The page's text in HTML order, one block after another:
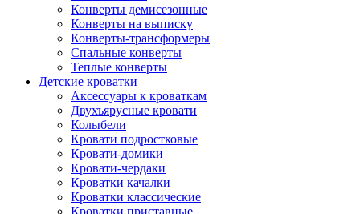
Конверты демисезонные
Конверты на выписку
Конверты-трансформеры
Спальные конверты
Теплые конверты
Детские кроватки
Аксессуары к кроваткам
Двухъярусные кровати
Колыбели
Кровати подростковые
Кровати-домики
Кровати-чердаки
Кроватки качалки
Кроватки классические
Кроватки приставные